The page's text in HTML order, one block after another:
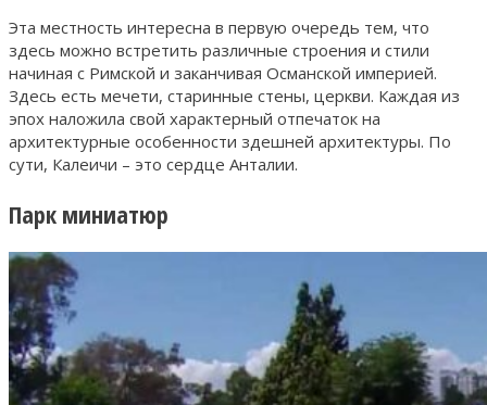
Эта местность интересна в первую очередь тем, что
здесь можно встретить различные строения и стили
начиная с Римской и заканчивая Османской империей.
Здесь есть мечети, старинные стены, церкви. Каждая из
эпох наложила свой характерный отпечаток на
архитектурные особенности здешней архитектуры. По
сути, Калеичи – это сердце Анталии.
Парк миниатюр